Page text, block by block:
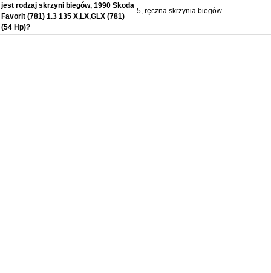
jest rodzaj skrzyni biegów, 1990 Skoda
Favorit (781) 1.3 135 X,LX,GLX (781)
(54 Hp)?
5, ręczna skrzynia biegów